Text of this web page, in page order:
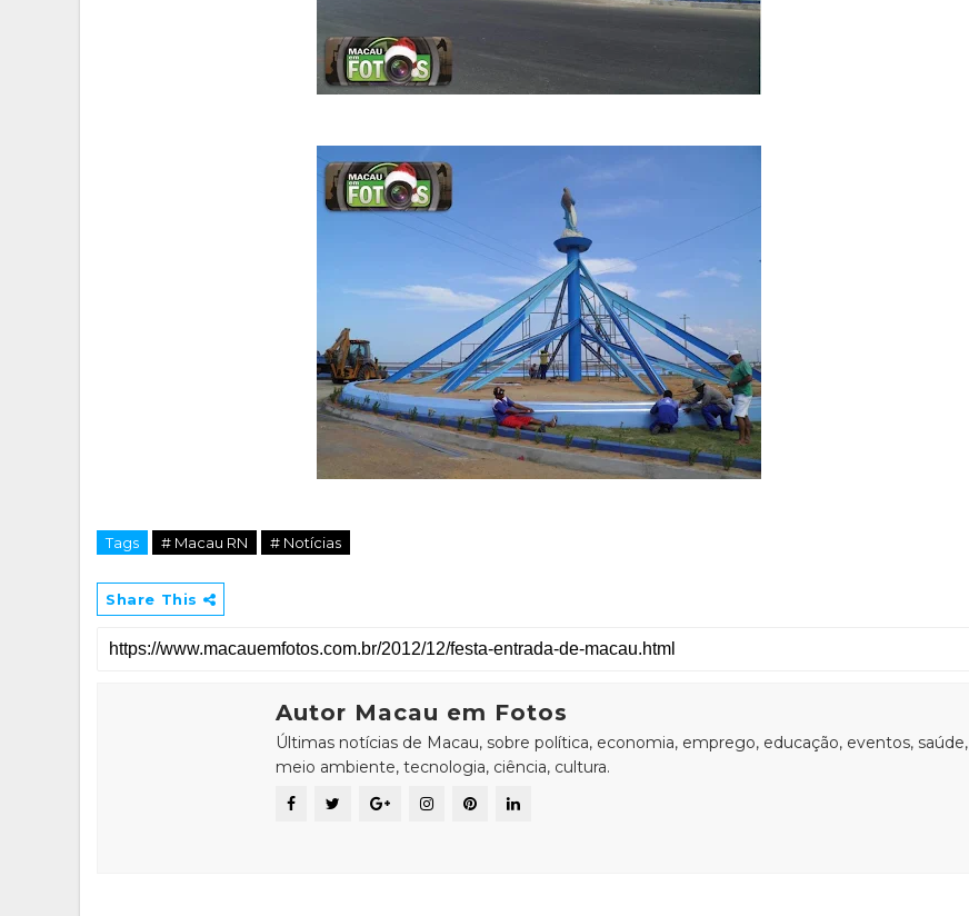
Tags # Macau RN # Notícias
Share This
Autor Macau em Fotos
Últimas notícias de Macau, sobre política, economia, emprego, educação, eventos, saúde,
meio ambiente, tecnologia, ciência, cultura.